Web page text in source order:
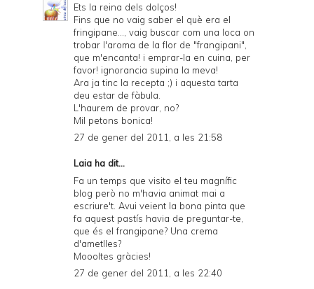
Ets la reina dels dolços!
Fins que no vaig saber el què era el
fringipane..., vaig buscar com una loca on
trobar l'aroma de la flor de "frangipani",
que m'encanta! i emprar-la en cuina, per
favor! ignorancia supina la meva!
Ara ja tinc la recepta ;) i aquesta tarta
deu estar de fàbula.
L'haurem de provar, no?
Mil petons bonica!
27 de gener del 2011, a les 21:58
Laia ha dit...
Fa un temps que visito el teu magnífic
blog però no m'havia animat mai a
escriure't. Avui veient la bona pinta que
fa aquest pastís havia de preguntar-te,
que és el frangipane? Una crema
d'ametlles?
Moooltes gràcies!
27 de gener del 2011, a les 22:40